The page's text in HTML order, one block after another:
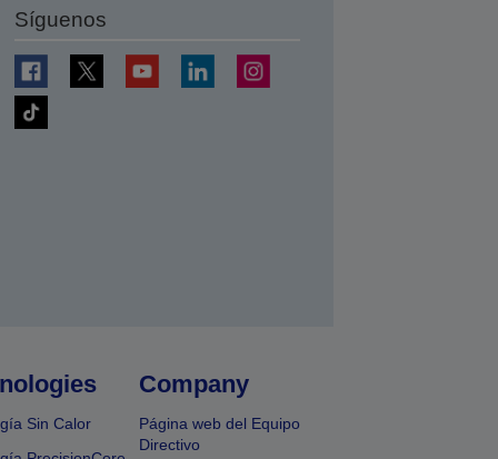
Síguenos
Sin Calor
Company
Página web del Equipo
Directivo